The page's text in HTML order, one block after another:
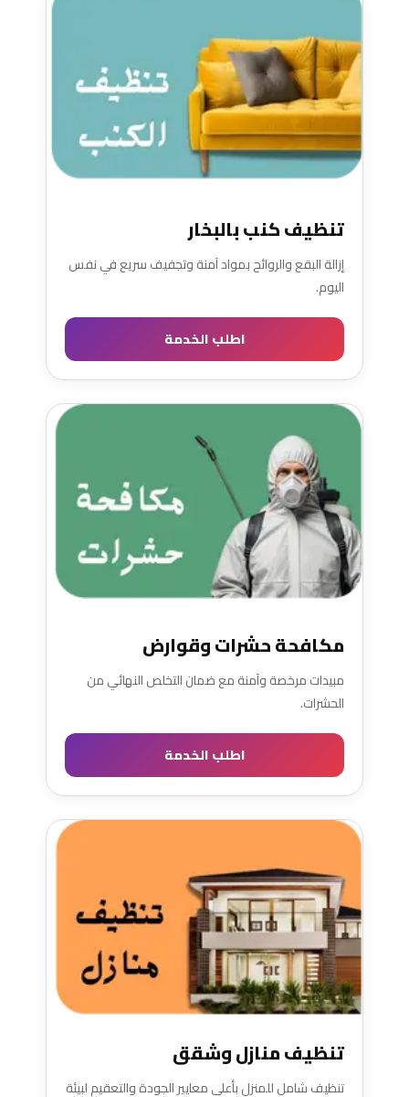
تنظيف كنب بالبخار
إزالة البقع والروائح بمواد آمنة وتجفيف سريع في نفس
اليوم.
اطلب الخدمة
مكافحة حشرات وقوارض
مبيدات مرخصة وآمنة مع ضمان التخلص النهائي من
الحشرات.
اطلب الخدمة
تنظيف منازل وشقق
تنظيف شامل للمنزل بأعلى معايير الجودة والتعقيم لبيئة